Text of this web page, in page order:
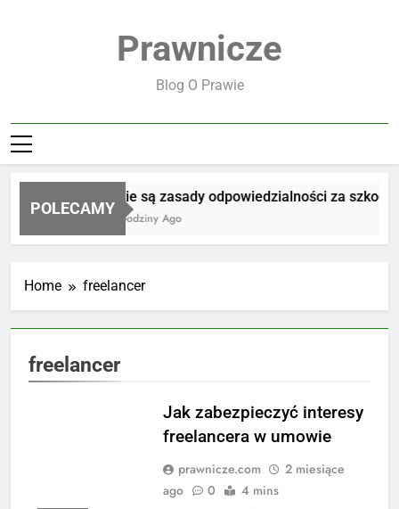
Prawnicze
Blog O Prawie
POLECAMY
Jakie są zasady odpowiedzialności za szkodę
23 Godziny Ago
Home freelancer
freelancer
Jak zabezpieczyć interesy
freelancera w umowie
prawnicze.com
2 miesiące
ago
0 4 mins